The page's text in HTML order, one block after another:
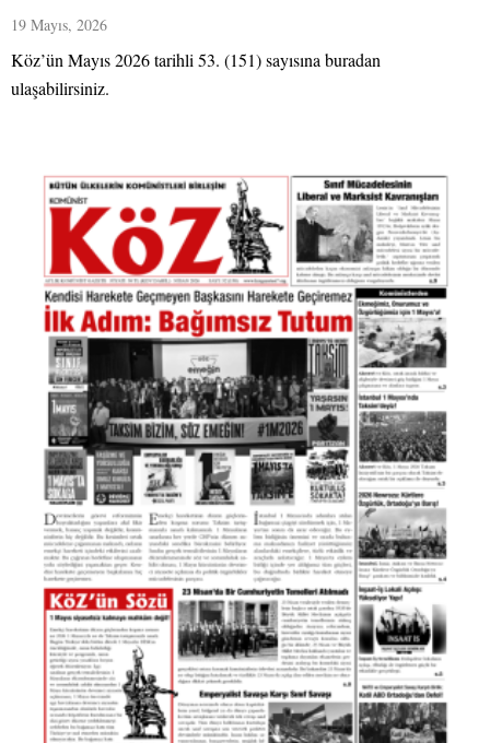
19 Mayıs, 2026
Köz’ün Mayıs 2026 tarihli 53. (151) sayısına buradan
ulaşabilirsiniz.